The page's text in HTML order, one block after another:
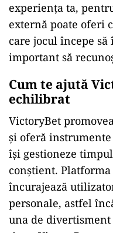
experiența ta,
externă poate oferi
care jocul începe să
important să
Cum te ajută
echilibrat
VictoryBet
și oferă
își gestioneze
conștient.
încurajează
personale, astfel
una de